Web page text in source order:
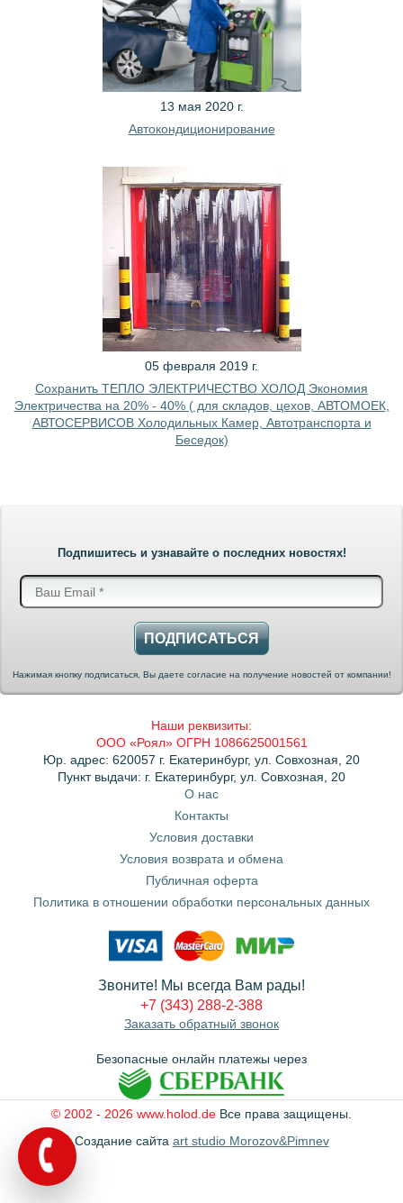
13 мая 2020 г.
Автокондиционирование
05 февраля 2019 г.
Сохранить ТЕПЛО ЭЛЕКТРИЧЕСТВО ХОЛОД Экономия
Электричества на 20% - 40% ( для складов, цехов, АВТОМОЕК,
АВТОСЕРВИСОВ Холодильных Камер, Автотранспорта и
Беседок)
Подпишитесь и узнавайте о последних новостях!
ПОДПИСАТЬСЯ
Нажимая кнопку подписаться, Вы даете согласие на получение новостей от компании!
Наши реквизиты:
ООО «Роял» ОГРН 1086625001561
Юр. адрес: 620057 г. Екатеринбург, ул. Совхозная, 20
Пункт выдачи: г. Екатеринбург, ул. Совхозная, 20
О нас
Контакты
Условия доставки
Условия возврата и обмена
Публичная оферта
Политика в отношении обработки персональных данных
Звоните! Мы всегда Вам рады!
+7 (343) 288-2-388
Заказать обратный звонок
Безопасные онлайн платежы через
© 2002 - 2026 www.holod.de Все права защищены.
Создание сайта art studio Morozov&Pimnev